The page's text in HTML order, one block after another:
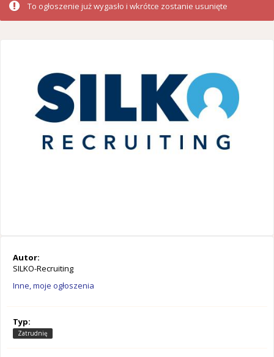
To ogłoszenie już wygasło i wkrótce zostanie usunięte
Autor:
SILKO-Recruiting
Inne, moje ogłoszenia
Typ:
Zatrudnię